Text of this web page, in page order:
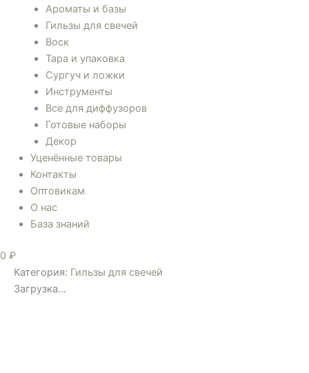
Ароматы и базы
Гильзы для свечей
Воск
Тара и упаковка
Сургуч и ложки
Инструменты
Все для диффузоров
Готовые наборы
Декор
Уценённые товары
Контакты
Оптовикам
О нас
База знаний
0 ₽
Категория: Гильзы для свечей
Загрузка...